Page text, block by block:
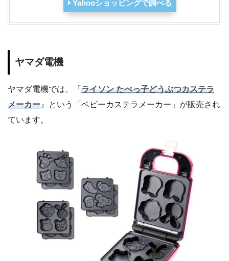
Yahooショッピングで調べる
ヤマダ電機
ヤマダ電機では、『ライソン たべっ子どうぶつカステラ
メーカー 』という「ベビーカステラメーカー」が販売され
ています。